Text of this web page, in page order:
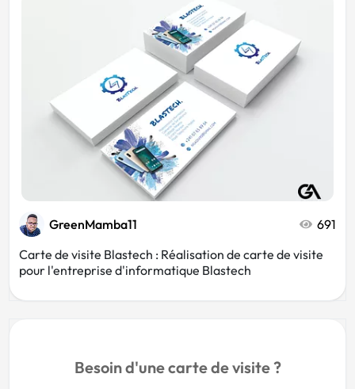
GreenMamba11
691
Carte de visite Blastech : Réalisation de carte de visite
pour l'entreprise d'informatique Blastech
Besoin d'une carte de visite ?